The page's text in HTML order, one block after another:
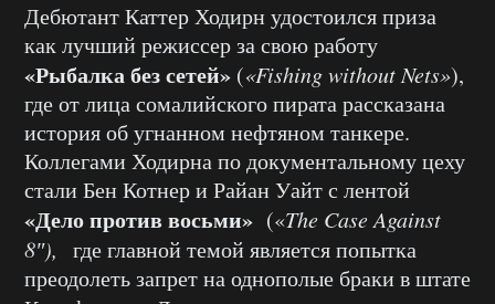
Дебютант Каттер Ходирн удостоился приза
как лучший режиссер за свою работу
«Рыбалка без сетей» («Fishing without Nets»),
где от лица сомалийского пирата рассказана
история об угнанном нефтяном танкере.
Коллегами Ходирна по документальному цеху
стали Бен Котнер и Райан Уайт с лентой
«Дело против восьми» («The Case Against
8″),
где главной темой является попытка
преодолеть запрет на однополые браки в штате